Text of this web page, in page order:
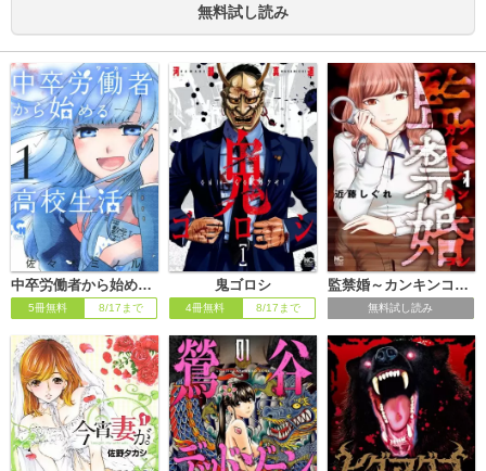
無料試し読み
中卒労働者から始める高校生活
5冊無料 8/17まで
鬼ゴロシ
4冊無料 8/17まで
監禁婚～カンキンコン～
無料試し読み